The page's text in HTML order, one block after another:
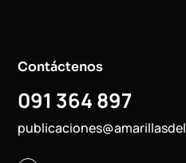
Contáctenos
091 364 897